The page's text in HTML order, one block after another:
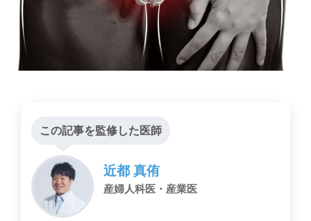
この記事を監修した医師
近都 真侑
産婦人科医・産業医